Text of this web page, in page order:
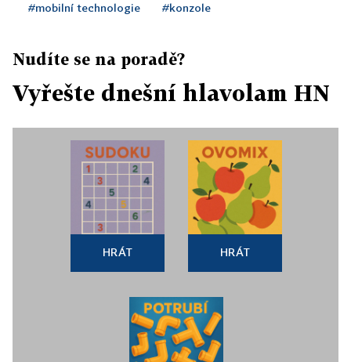
#mobilní technologie #konzole
Nudíte se na poradě?
Vyřešte dnešní hlavolam HN
HRÁT HRÁT